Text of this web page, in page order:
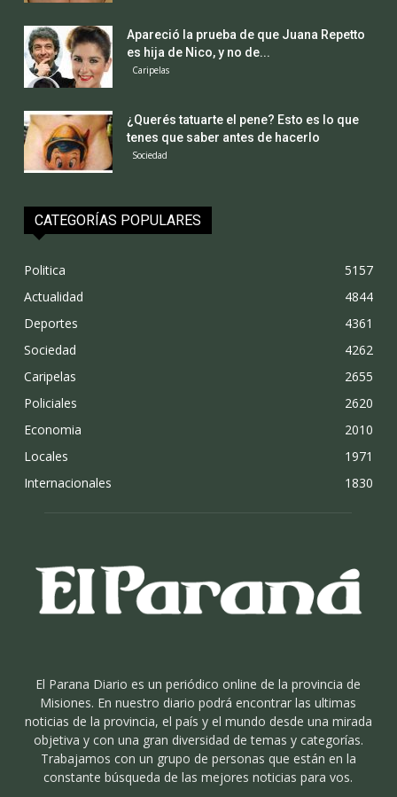
Apareció la prueba de que Juana Repetto
es hija de Nico, y no de...
Caripelas
¿Querés tatuarte el pene? Esto es lo que
tenes que saber antes de hacerlo
Sociedad
CATEGORÍAS POPULARES
Politica
5157
Actualidad
4844
Deportes
4361
Sociedad
4262
Caripelas
2655
Policiales
2620
Economia
2010
Locales
1971
Internacionales
1830
El Parana Diario es un periódico online de la provincia de
Misiones. En nuestro diario podrá encontrar las ultimas
noticias de la provincia, el país y el mundo desde una mirada
objetiva y con una gran diversidad de temas y categorías.
Trabajamos con un grupo de personas que están en la
constante búsqueda de las mejores noticias para vos.